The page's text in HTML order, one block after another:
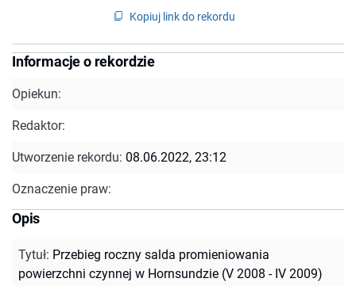
Kopiuj link do rekordu
Informacje o rekordzie
Opiekun:
Redaktor:
Utworzenie rekordu: 08.06.2022, 23:12
Oznaczenie praw:
Opis
Tytuł: Przebieg roczny salda promieniowania
powierzchni czynnej w Hornsundzie (V 2008 - IV 2009)